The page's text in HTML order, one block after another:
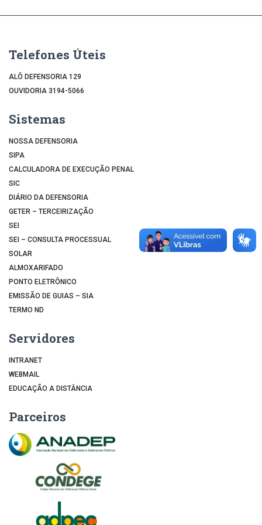
Telefones Úteis
ALÔ DEFENSORIA 129
OUVIDORIA 3194-5066
Sistemas
NOSSA DEFENSORIA
SIPA
CALCULADORA DE EXECUÇÃO PENAL
SIC
DIÁRIO DA DEFENSORIA
GETER – TERCEIRIZAÇÃO
SEI
SEI – CONSULTA PROCESSUAL
SOLAR
ALMOXARIFADO
PONTO ELETRÔNICO
EMISSÃO DE GUIAS – SIA
TERMO ND
Servidores
INTRANET
WEBMAIL
EDUCAÇÃO A DISTÂNCIA
Parceiros